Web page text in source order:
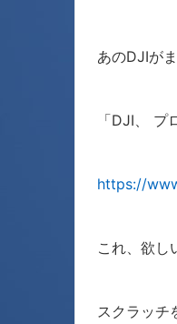
あのDJIが
「DJI、
https://
これ、欲し
スクラッチ